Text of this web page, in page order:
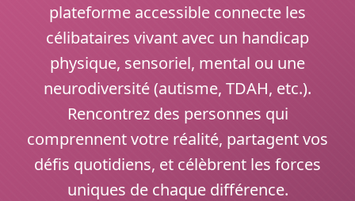
plateforme accessible connecte les
célibataires vivant avec un handicap
physique, sensoriel, mental ou une
neurodiversité (autisme, TDAH, etc.).
Rencontrez des personnes qui
comprennent votre réalité, partagent vos
défis quotidiens, et célèbrent les forces
uniques de chaque différence.